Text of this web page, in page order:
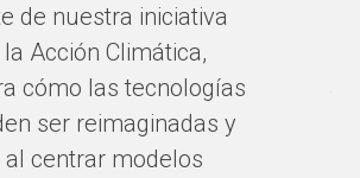
de nuestra iniciativa
Acción Climática,
cómo las tecnologías
ser reimaginadas y
al centrar modelos